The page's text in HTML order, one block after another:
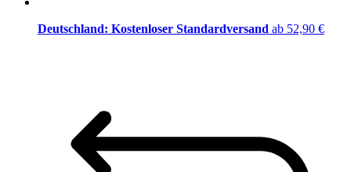
Deutschland: Kostenloser Standardversand ab 52,90 €